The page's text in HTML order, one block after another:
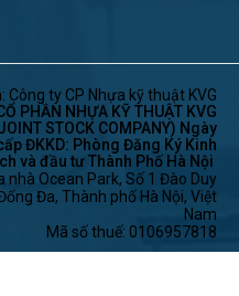
Công ty CP Nhựa kỹ thuật KVG
PHẦN NHỰA KỸ THUẬT KVG
STOCK COMPANY) Ngày
ĐKKD: Phòng Đăng Ký Kinh
và đầu tư Thành Phố Hà Nội
nhà Ocean Park, Số 1 Đào Duy
Đa, Thành phố Hà Nội, Việt
Nam
Mã số thuế: 0106957818